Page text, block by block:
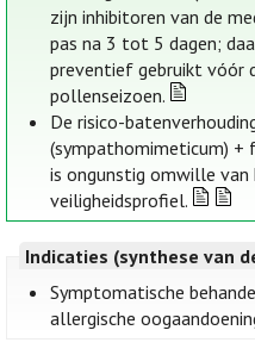
zijn inhibitoren van de
pas na 3 tot 5 dagen;
preventief gebruikt vóór
pollenseizoen.
De risico-
(sympathomimeticum) +
is ongunstig omwille van
veiligheidsprofiel.
Indicaties (synthese van
Symptomatische
allergische